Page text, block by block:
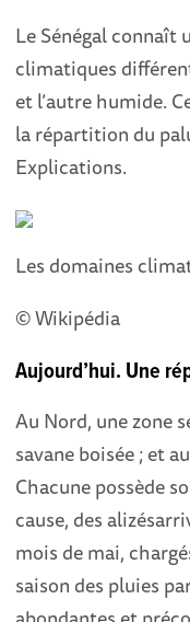
Le Sénégal
climatiques
et l’autre humide.
la répartition du
Explications.
Les domaines
© Wikipédia
Aujourd’hui. Une
Au Nord, une zone
savane boisée ; et
Chacune possède
cause, des alizés
mois de mai,
saison des pluies